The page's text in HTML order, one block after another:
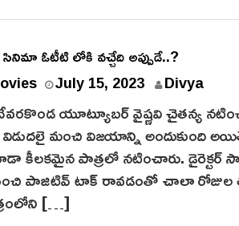
ఓటీటి లోకి వచ్చేది అప్పుడే..?
July 15, 2023J
u
l
y
1
5
Divya
యూట్యూబర్ వైష్ణవి చైతన్య
మంచి విజయాన్ని అందుకుంది
కీలకమైన పాత్రలో నటించారు.
పాజిటివ్ టాక్ రావడంతో చాలా రోజుల
[…]